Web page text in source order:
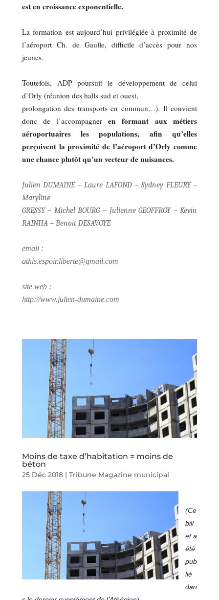
est en croissance exponentielle.
La formation est aujourd’hui privilégiée à proximité de
l’aéroport Ch. de Gaulle, difficile d’accès pour nos
jeunes.
Toutefois, ADP poursuit le développement de celui
d’Orly (réunion des halls sud et ouest,
prolongation des transports en commun…). Il convient
donc de l’accompagner en formant aux métiers
aéroportuaires les populations, afin qu’elles
perçoivent la proximité de l’aéroport d’Orly comme
une chance plutôt qu’un vecteur de nuisances.
Julien DUMAINE – Laure LAFOND – Sydney FLEURY –
Maryline
GRESSY – Michel BOURG – Julienne GEOFFROY – Kevin
RAINHA – Benoit DESAVOYE
email :
athis.espoir.liberte@gmail.com
site web :
http://www.julien-dumaine.com
Moins de taxe d’habitation = moins de
béton
25 Déc 2018| Tribune Magazine municipal
(Ce
bill
et a
été
pub
lié
dan